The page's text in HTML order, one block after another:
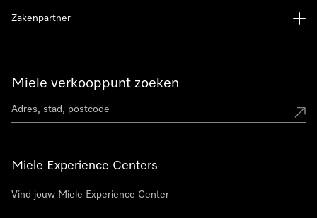
Miele verkooppunt zoeken
Miele Experience Centers
Vind jouw Miele Experience Center
Zakenpartner